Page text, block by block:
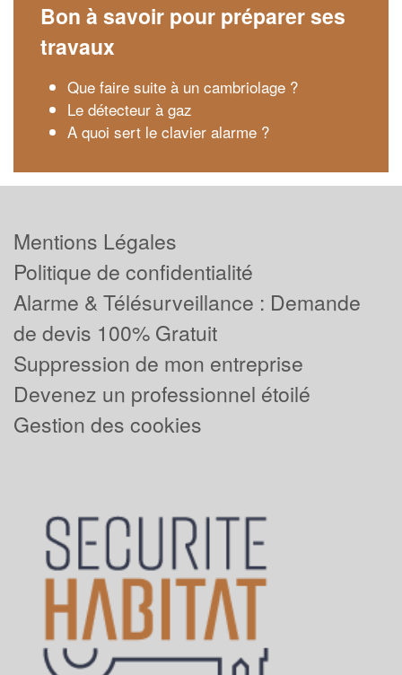
Bon à savoir pour préparer ses
travaux
Que faire suite à un cambriolage ?
Le détecteur à gaz
A quoi sert le clavier alarme ?
Mentions Légales
Politique de confidentialité
Alarme & Télésurveillance : Demande
de devis 100% Gratuit
Suppression de mon entreprise
Devenez un professionnel étoilé
Gestion des cookies